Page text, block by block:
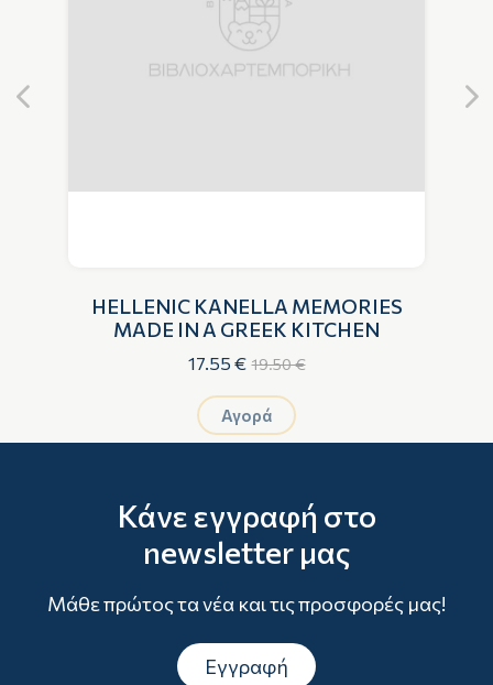
HELLENIC KANELLA MEMORIES
MADE IN A GREEK KITCHEN
17.55 € 19.50 €
Αγορά
Κάνε εγγραφή στο
newsletter μας
Μάθε πρώτος τα νέα και τις προσφορές μας!
Εγγραφή